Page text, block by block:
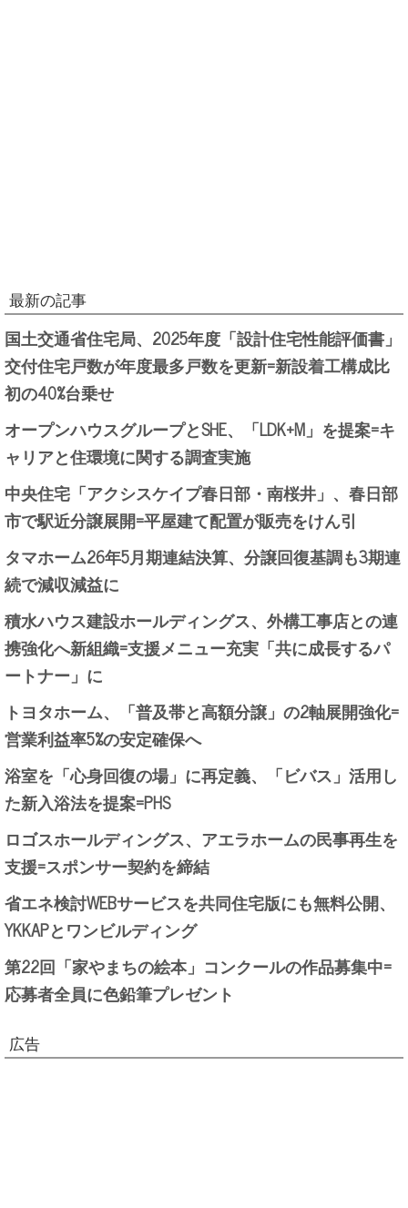
最新の記事
国土交通省住宅局、2025年度「設計住宅性能評価書」
交付住宅戸数が年度最多戸数を更新=新設着工構成比
初の40%台乗せ
オープンハウスグループとSHE、「LDK+M」を提案=キ
ャリアと住環境に関する調査実施
中央住宅「アクシスケイプ春日部・南桜井」、春日部
市で駅近分譲展開=平屋建て配置が販売をけん引
タマホーム26年5月期連結決算、分譲回復基調も3期連
続で減収減益に
積水ハウス建設ホールディングス、外構工事店との連
携強化へ新組織=支援メニュー充実「共に成長するパ
ートナー」に
トヨタホーム、「普及帯と高額分譲」の2軸展開強化=
営業利益率5%の安定確保へ
浴室を「心身回復の場」に再定義、「ビバス」活用し
た新入浴法を提案=PHS
ロゴスホールディングス、アエラホームの民事再生を
支援=スポンサー契約を締結
省エネ検討WEBサービスを共同住宅版にも無料公開、
YKKAPとワンビルディング
第22回「家やまちの絵本」コンクールの作品募集中=
応募者全員に色鉛筆プレゼント
広告